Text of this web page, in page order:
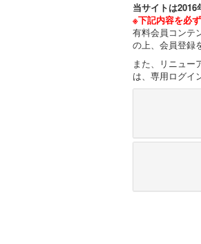
当サイトは2016
※下記内容を必
有料会員コンテ
の上、会員登録
また、リニュー
は、専用ログイ